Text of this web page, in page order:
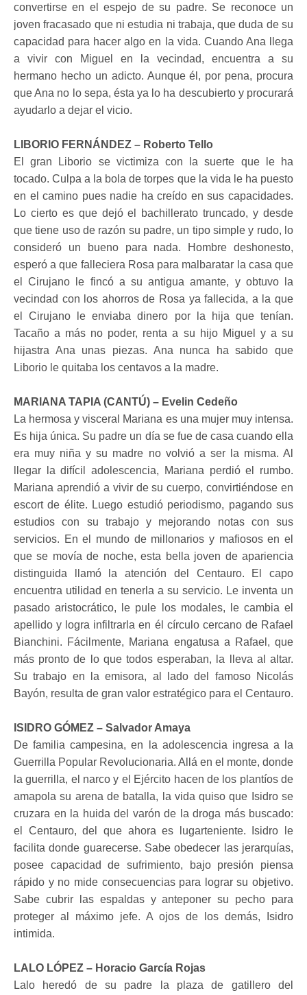
convertirse en el espejo de su padre. Se reconoce un
joven fracasado que ni estudia ni trabaja, que duda de su
capacidad para hacer algo en la vida. Cuando Ana llega
a vivir con Miguel en la vecindad, encuentra a su
hermano hecho un adicto. Aunque él, por pena, procura
que Ana no lo sepa, ésta ya lo ha descubierto y procurará
ayudarlo a dejar el vicio.
LIBORIO FERNÁNDEZ – Roberto Tello
El gran Liborio se victimiza con la suerte que le ha
tocado. Culpa a la bola de torpes que la vida le ha puesto
en el camino pues nadie ha creído en sus capacidades.
Lo cierto es que dejó el bachillerato truncado, y desde
que tiene uso de razón su padre, un tipo simple y rudo, lo
consideró un bueno para nada. Hombre deshonesto,
esperó a que falleciera Rosa para malbaratar la casa que
el Cirujano le fincó a su antigua amante, y obtuvo la
vecindad con los ahorros de Rosa ya fallecida, a la que
el Cirujano le enviaba dinero por la hija que tenían.
Tacaño a más no poder, renta a su hijo Miguel y a su
hijastra Ana unas piezas. Ana nunca ha sabido que
Liborio le quitaba los centavos a la madre.
MARIANA TAPIA (CANTÚ) – Evelin Cedeño
La hermosa y visceral Mariana es una mujer muy intensa.
Es hija única. Su padre un día se fue de casa cuando ella
era muy niña y su madre no volvió a ser la misma. Al
llegar la difícil adolescencia, Mariana perdió el rumbo.
Mariana aprendió a vivir de su cuerpo, convirtiéndose en
escort de élite. Luego estudió periodismo, pagando sus
estudios con su trabajo y mejorando notas con sus
servicios. En el mundo de millonarios y mafiosos en el
que se movía de noche, esta bella joven de apariencia
distinguida llamó la atención del Centauro. El capo
encuentra utilidad en tenerla a su servicio. Le inventa un
pasado aristocrático, le pule los modales, le cambia el
apellido y logra infiltrarla en él círculo cercano de Rafael
Bianchini. Fácilmente, Mariana engatusa a Rafael, que
más pronto de lo que todos esperaban, la lleva al altar.
Su trabajo en la emisora, al lado del famoso Nicolás
Bayón, resulta de gran valor estratégico para el Centauro.
ISIDRO GÓMEZ – Salvador Amaya
De familia campesina, en la adolescencia ingresa a la
Guerrilla Popular Revolucionaria. Allá en el monte, donde
la guerrilla, el narco y el Ejército hacen de los plantíos de
amapola su arena de batalla, la vida quiso que Isidro se
cruzara en la huida del varón de la droga más buscado:
el Centauro, del que ahora es lugarteniente. Isidro le
facilita donde guarecerse. Sabe obedecer las jerarquías,
posee capacidad de sufrimiento, bajo presión piensa
rápido y no mide consecuencias para lograr su objetivo.
Sabe cubrir las espaldas y anteponer su pecho para
proteger al máximo jefe. A ojos de los demás, Isidro
intimida.
LALO LÓPEZ – Horacio García Rojas
Lalo heredó de su padre la plaza de gatillero del